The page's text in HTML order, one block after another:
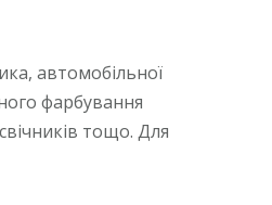
автомобільної
фарбування
тощо. Для